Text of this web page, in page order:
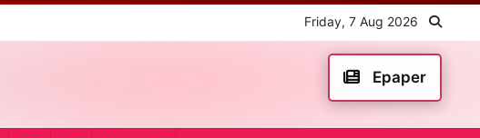
Friday, 7 Aug 2026
Epaper